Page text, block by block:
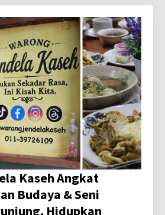
Kaseh Angkat
Budaya & Seni
Hidupkan